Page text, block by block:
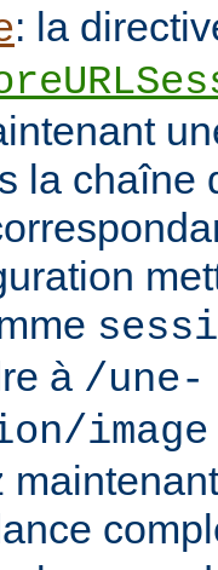
: la
la chaîne
à /une-